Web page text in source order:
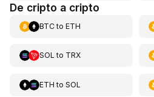
De cripto a cripto
BTCto ETH
SOL to TRX
ETH to SOL